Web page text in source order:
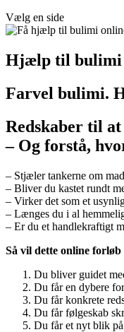
Vælg en side
Hjælp til bulimi
Farvel bulimi.
Redskaber til
– Og forstå,
– Stjæler tankerne om
– Bliver du kastet rundt
– Virker det som et
– Længes du i al
– Er du et handlekraftigt
Så vil dette online
Du bliver guidet
Du får en dybere
Du får konkrete
Du får følgeskab
Du får et nyt blik